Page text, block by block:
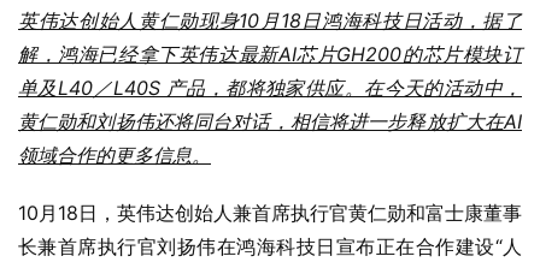
英伟达创始人黄仁勋现身10月18日鸿海科技日活动，据了
解，鸿海已经拿下英伟达最新AI芯片GH200的芯片模块订
单及L40／L40S 产品，都将独家供应。在今天的活动中，
黄仁勋和刘扬伟还将同台对话，相信将进一步释放扩大在AI
领域合作的更多信息。
10月18日，英伟达创始人兼首席执行官黄仁勋和富士康董事
长兼首席执行官刘扬伟在鸿海科技日宣布正在合作建设“人